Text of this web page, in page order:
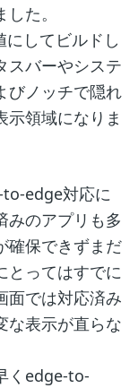
た。
にしてビルドし
スバーやシステ
びノッチで隠れ
示領域になりま
to-edge対応に
みのアプリも多
確保できずまだ
とってはすでに
面では対応済み
な表示が直らな
くedge-to-